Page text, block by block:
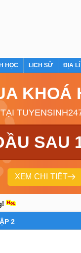
HỌC LỊCH SỬ ĐỊA LÍ
KHOÁ
SAU
XEM CHI TIẾT
2